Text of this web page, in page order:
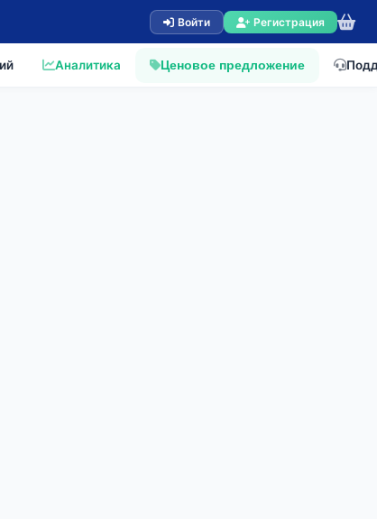
Войти Регистрация
Аналитика Ценовое предложение